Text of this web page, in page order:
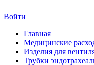
Войти
Главная
Медицинские
Изделия для
Трубки